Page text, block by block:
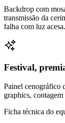
Backdrop com
transmissão da
falha com luz acesa.
Festival,
Painel cenográfico
graphics,
Ficha técnica do